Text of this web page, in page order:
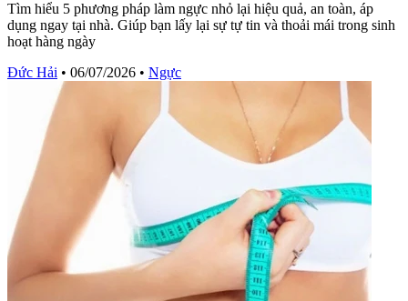
Tìm hiểu 5 phương pháp làm ngực nhỏ lại hiệu quả, an toàn, áp
dụng ngay tại nhà. Giúp bạn lấy lại sự tự tin và thoải mái trong sinh
hoạt hàng ngày
Đức Hải • 06/07/2026 • Ngực